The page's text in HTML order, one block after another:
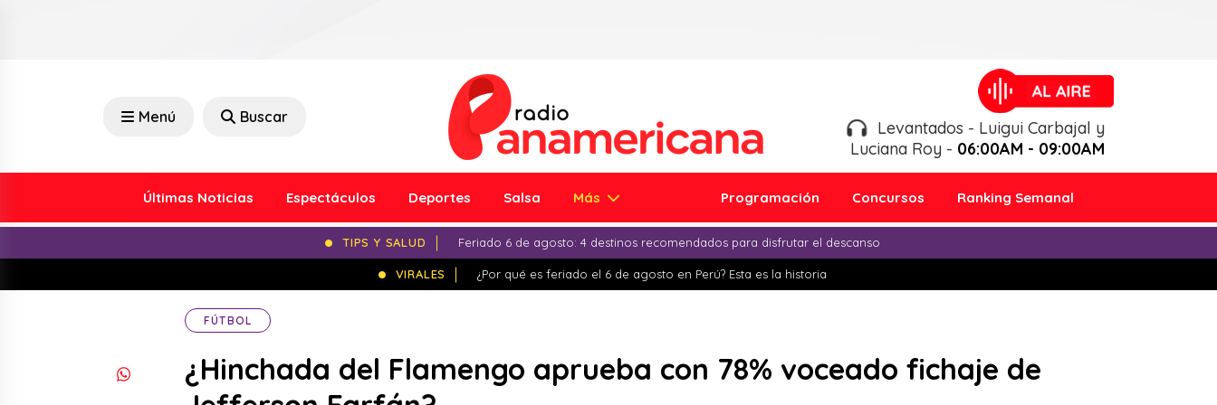
Menú Buscar
Levantados - Luigui Carbajal y
Luciana Roy - 06:00AM - 09:00AM
Últimas Noticias Espectáculos Deportes Salsa Más Programación Concursos Ranking Semanal
TIPS Y SALUD Feriado 6 de agosto: 4 destinos recomendados para disfrutar el descanso
VIRALES ¿Por qué es feriado el 6 de agosto en Perú? Esta es la historia
FÚTBOL
¿Hinchada del Flamengo aprueba con 78% voceado fichaje de